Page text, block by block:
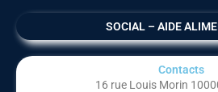
SOCIAL – AIDE
Contacts
16 rue Louis Morin